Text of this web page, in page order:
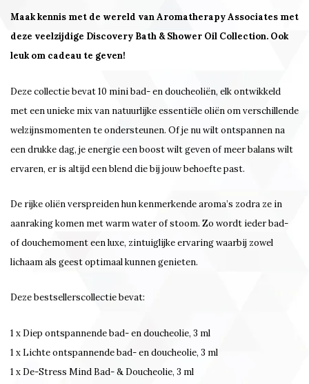
Maak kennis met de wereld van Aromatherapy Associates met
deze veelzijdige Discovery Bath & Shower Oil Collection. Ook
leuk om cadeau te geven!
Deze collectie bevat 10 mini bad- en doucheoliën, elk ontwikkeld
met een unieke mix van natuurlijke essentiële oliën om verschillende
welzijnsmomenten te ondersteunen. Of je nu wilt ontspannen na
een drukke dag, je energie een boost wilt geven of meer balans wilt
ervaren, er is altijd een blend die bij jouw behoefte past.
De rijke oliën verspreiden hun kenmerkende aroma’s zodra ze in
aanraking komen met warm water of stoom. Zo wordt ieder bad-
of douchemoment een luxe, zintuiglijke ervaring waarbij zowel
lichaam als geest optimaal kunnen genieten.
Deze bestsellerscollectie bevat:
1 x Diep ontspannende bad- en doucheolie, 3 ml
1 x Lichte ontspannende bad- en doucheolie, 3 ml
1 x De-Stress Mind Bad- & Doucheolie, 3 ml